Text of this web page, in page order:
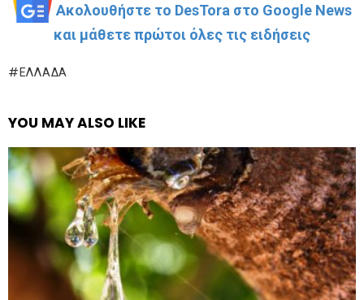
Ακολουθήστε το DesTora στο Google News
και μάθετε πρώτοι όλες τις ειδήσεις
ΕΛΛΆΔΑ
YOU MAY ALSO LIKE